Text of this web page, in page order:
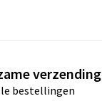
verzending
bestellingen